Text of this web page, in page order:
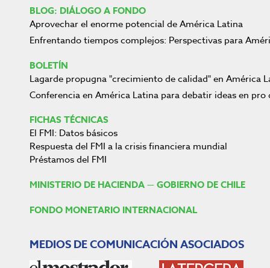
BLOG: DIÁLOGO A FONDO
Aprovechar el enorme potencial de América Latina
Enfrentando tiempos complejos: Perspectivas para
BOLETÍN
Lagarde propugna "crecimiento de calidad" en América
Conferencia en América Latina para debatir ideas en
FICHAS TÉCNICAS
El FMI: Datos básicos
Respuesta del FMI a la crisis financiera mundial
Préstamos del FMI
MINISTERIO DE HACIENDA — GOBIERNO DE CHILE
FONDO MONETARIO INTERNACIONAL
MEDIOS DE COMUNICACIÓN ASOCIADOS